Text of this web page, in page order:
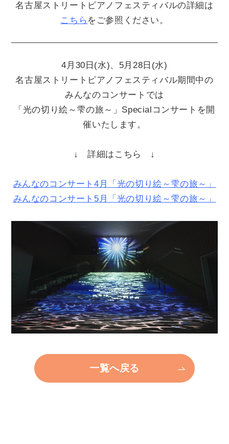
名古屋ストリートピアノフェスティバルの詳細は
こちら をご参照ください。
4月30日(水)、5月28日(水)
名古屋ストリートピアノフェスティバル期間中の
みんなのコンサートでは
「光の切り絵～雫の旅～」Specialコンサートを開
催いたします。
↓ 詳細はこちら ↓
みんなのコンサート4月「光の切り絵～雫の旅～」
みんなのコンサート5月「光の切り絵～雫の旅～」
一覧へ戻る